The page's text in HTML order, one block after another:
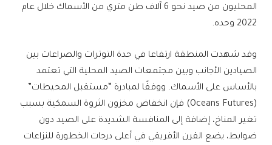
المحليون من صيد نحو 6 آلاف طن متري من الأسماك خلال عام
2022 وحده.
وقد شهدت المنطقة ارتفاعا في حدة التوترات والصراعات بين
الصيادين الأجانب وبين مجتمعات الصيد المحلية التي تعتمد
بالأساس على الأسماك. ووفقًا لمبادرة “مستقبل المحيطات”
(Oceans Futures) فإن انخفاض مخزون الثروة السمكية بسبب
تغير المناخ، إضافة إلى المنافسة الشديدة على الصيد دون
ضوابط، يضع القرن الأفريقي في أعلى درجات الخطورة للنزاعات